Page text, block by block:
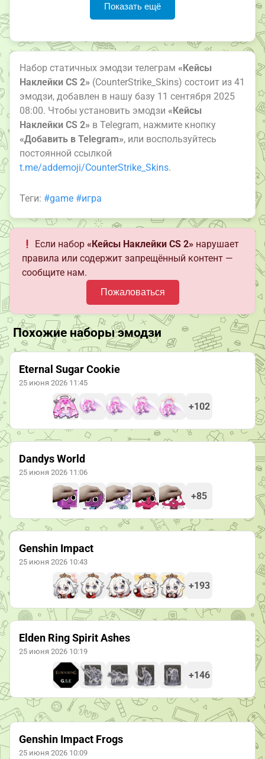
Показать ещё
Набор статичных эмодзи телеграм «Кейсы
Наклейки CS 2» (CounterStrike_Skins) состоит из 41
эмодзи, добавлен в нашу базу 11 сентября 2025
08:00. Чтобы установить эмодзи «Кейсы
Наклейки CS 2» в Telegram, нажмите кнопку
«Добавить в Telegram», или воспользуйтесь
постоянной ссылкой
t.me/addemoji/CounterStrike_Skins.
Теги: #game #игра
Если набор«Кейсы Наклейки CS 2» нарушает
правила или содержит запрещённый контент —
сообщите нам.
Пожаловаться
Похожие наборы эмодзи
Eternal Sugar Cookie
25 июня 2026 11:45
+102
Dandys World
25 июня 2026 11:06
+85
Genshin Impact
25 июня 2026 10:43
+193
Elden Ring Spirit Ashes
25 июня 2026 10:19
+146
Genshin Impact Frogs
25 июня 2026 10:09